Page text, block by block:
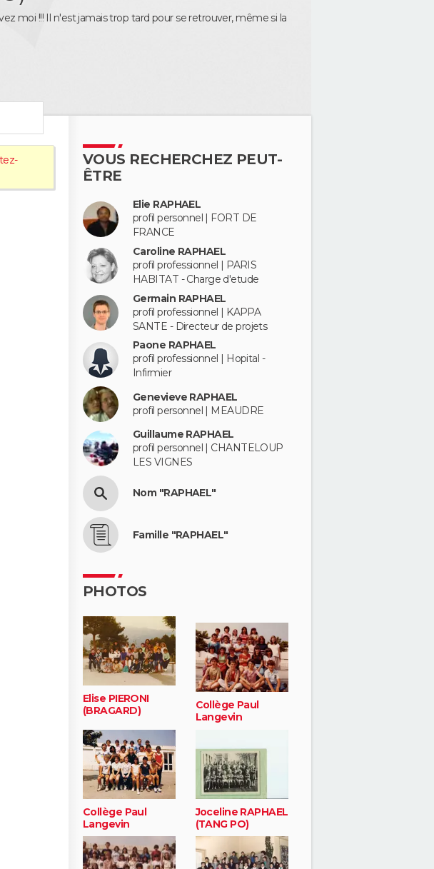
moi !!! Il n'est jamais trop tard pour se retrouver, même si la
VOUS RECHERCHEZ PEUT-
ÊTRE
Elie RAPHAEL
profil personnel | FORT DE
FRANCE
Caroline RAPHAEL
profil professionnel | PARIS
HABITAT - Charge d'etude
Germain RAPHAEL
profil professionnel | KAPPA
SANTE - Directeur de projets
Paone RAPHAEL
profil professionnel | Hopital -
Infirmier
Genevieve RAPHAEL
profil personnel | MEAUDRE
Guillaume RAPHAEL
profil personnel | CHANTELOUP
LES VIGNES
Nom "RAPHAEL"
Famille "RAPHAEL"
PHOTOS
Elise PIERONI
(BRAGARD)
Collège Paul
Langevin
Collège Paul
Langevin
Joceline RAPHAEL
(TANG PO)